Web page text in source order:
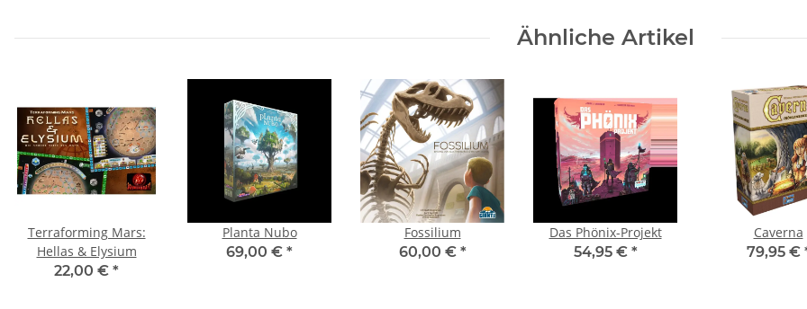
Ähnliche Artikel
Terraforming Mars:
Hellas & Elysium
22,00 € *
Planta Nubo
69,00 € *
Fossilium
60,00 € *
Das Phönix-Projekt
54,95 € *
Caverna
79,95 €